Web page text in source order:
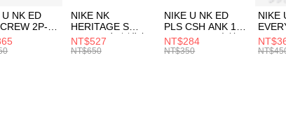
３．收到繳費通知簡訊後14天
／ATM／網路銀行／等多元方
※ 請注意：結帳手續完成當下
絡購買商品的店家。未經商家
先享後付繳納相關費用。
付款後門市自取
每筆NT$100，滿NT$1,500(
U NK ED
2P-
男
襪
NIKE NK
HERITAGE S
SMIT 男女 側背包
BA5871010
NT$527
NT$650
NIKE U NK ED
PLS CSH ANK 1P
144 DBL 男 中統
襪 DH4058104
NT$284
NT$350
NIKE
男女